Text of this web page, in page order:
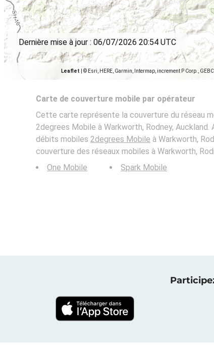
Leaflet © Esri, HERE, Garmin, Intermap, increment P Corp.,
Dernière mise à jour : 06/07/2026 20:54 UTC
Carte de couverture mobile par opérateur
Cette carte représente la couverture du réseau
2degrees Mobile à Warkworth, Rodney,
débits mobiles 2degrees Mobile à Warkworth,
couverture des réseaux mobiles à Warkworth,
One Mobile
Spark Mobile